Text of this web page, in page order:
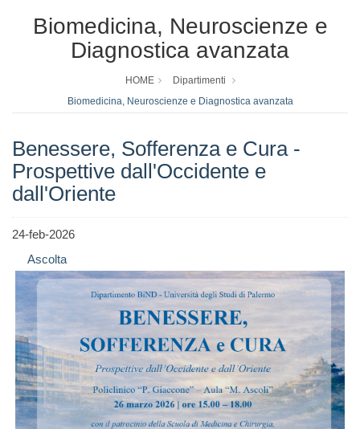
Biomedicina, Neuroscienze e
Diagnostica avanzata
HOME
Dipartimenti
Biomedicina, Neuroscienze e Diagnostica avanzata
Benessere, Sofferenza e Cura -
Prospettive dall'Occidente e
dall'Oriente
24-feb-2026
Ascolta